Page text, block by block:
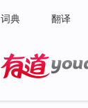
词典 翻译